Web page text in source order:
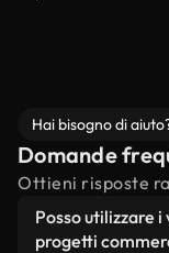
Hai bisogno di
Domande
Ottieni risposte
Posso utilizzare
progetti